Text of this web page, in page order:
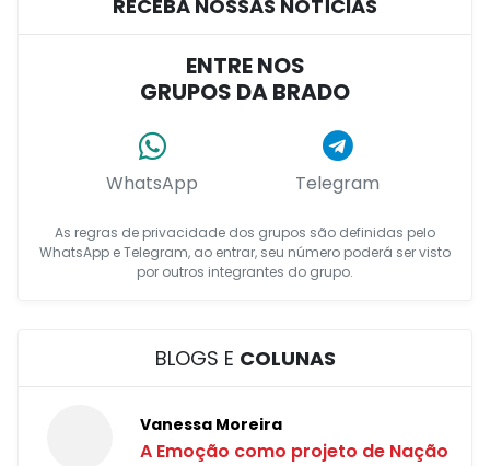
RECEBA NOSSAS NOTÍCIAS
ENTRE NOS
GRUPOS DA BRADO
WhatsApp Telegram
As regras de privacidade dos grupos são definidas pelo
WhatsApp e Telegram, ao entrar, seu número poderá ser visto
por outros integrantes do grupo.
BLOGS E COLUNAS
Vanessa Moreira
A Emoção como projeto de Nação